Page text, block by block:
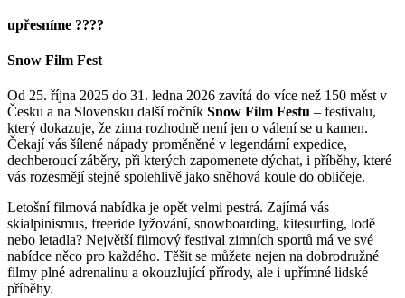
upřesníme ????
Snow Film Fest
Od 25. října 2025 do 31. ledna 2026 zavítá do více než 150 měst v
Česku a na Slovensku další ročník Snow Film Festu – festivalu,
který dokazuje, že zima rozhodně není jen o válení se u kamen.
Čekají vás šílené nápady proměněné v legendární expedice,
dechberoucí záběry, při kterých zapomenete dýchat, i příběhy, které
vás rozesmějí stejně spolehlivě jako sněhová koule do obličeje.
Letošní filmová nabídka je opět velmi pestrá. Zajímá vás
skialpinismus, freeride lyžování, snowboarding, kitesurfing, lodě
nebo letadla? Největší filmový festival zimních sportů má ve své
nabídce něco pro každého. Těšit se můžete nejen na dobrodružné
filmy plné adrenalinu a okouzlující přírody, ale i upřímné lidské
příběhy.